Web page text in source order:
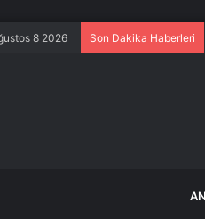
8 2026 Son Dakika Haberleri